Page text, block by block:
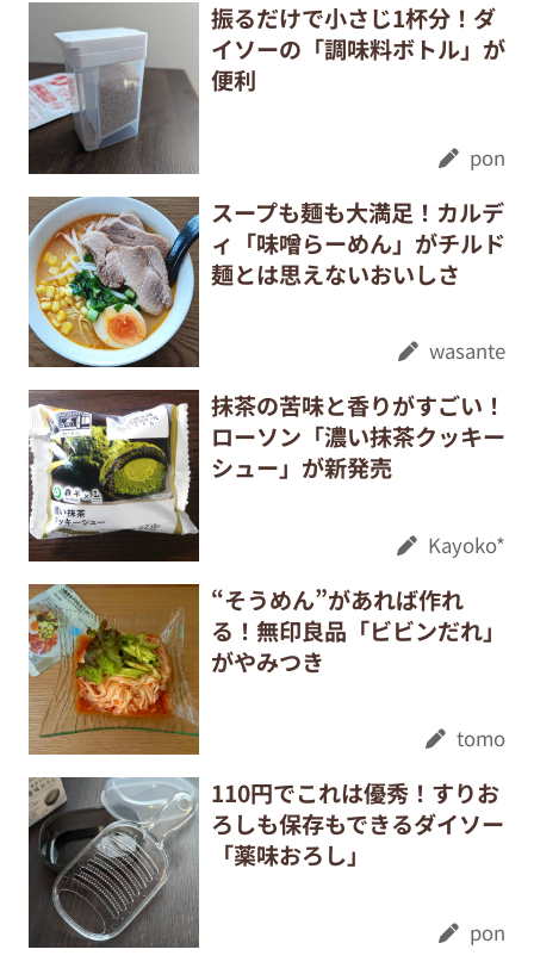
振るだけで小さじ1杯分！ダ
イソーの「調味料ボトル」が
便利
pon
スープも麺も大満足！カルデ
ィ「味噌らーめん」がチルド
麺とは思えないおいしさ
wasante
抹茶の苦味と香りがすごい！
ローソン「濃い抹茶クッキー
シュー」が新発売
Kayoko*
“そうめん”があれば作れ
る！無印良品「ビビンだれ」
がやみつき
tomo
110円でこれは優秀！すりお
ろしも保存もできるダイソー
「薬味おろし」
pon